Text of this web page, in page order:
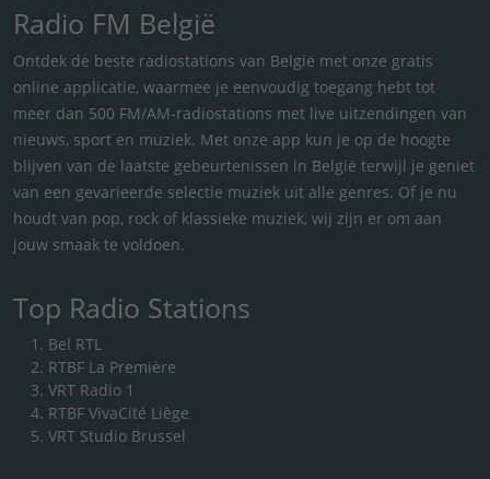
Radio FM België
Ontdek de beste radiostations van België met onze gratis
online applicatie, waarmee je eenvoudig toegang hebt tot
meer dan 500 FM/AM-radiostations met live uitzendingen van
nieuws, sport en muziek. Met onze app kun je op de hoogte
blijven van de laatste gebeurtenissen in België terwijl je geniet
van een gevarieerde selectie muziek uit alle genres. Of je nu
houdt van pop, rock of klassieke muziek, wij zijn er om aan
jouw smaak te voldoen.
Top Radio Stations
Bel RTL
RTBF La Première
VRT Radio 1
RTBF VivaCité Liège
VRT Studio Brussel